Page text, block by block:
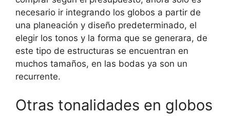
necesario ir integrando los globos a partir de
una planeación y diseño predeterminado, el
elegir los tonos y la forma que se generara, de
este tipo de estructuras se encuentran en
muchos tamaños, en las bodas ya son un
recurrente.
Otras tonalidades en globos